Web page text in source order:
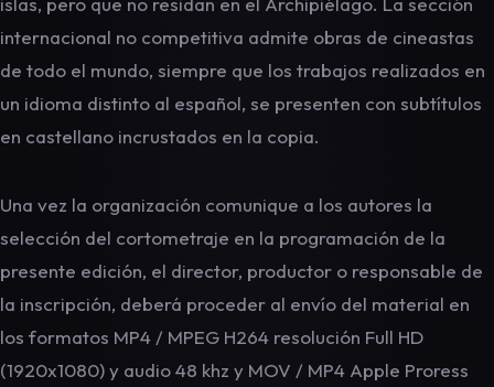
internacional no competitiva admite obras de cineastas
de todo el mundo, siempre que los trabajos realizados en
un idioma distinto al español, se presenten con subtítulos
en castellano incrustados en la copia.
Una vez la organización comunique a los autores la
selección del cortometraje en la programación de la
presente edición, el director, productor o responsable de
la inscripción, deberá proceder al envío del material en
los formatos MP4 / MPEG H264 resolución Full HD
(1920x1080) y audio 48 khz y MOV / MP4 Apple Proress